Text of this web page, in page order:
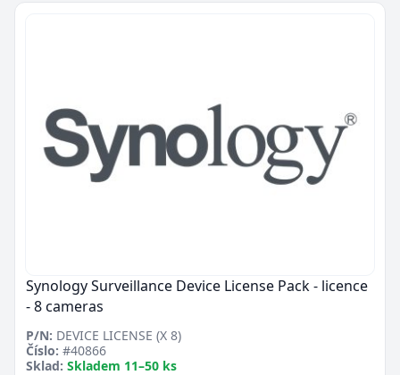
Synology Surveillance Device License Pack - licence
- 8 cameras
P/N: DEVICE LICENSE (X 8)
Číslo: #40866
Sklad: Skladem 11–50 ks